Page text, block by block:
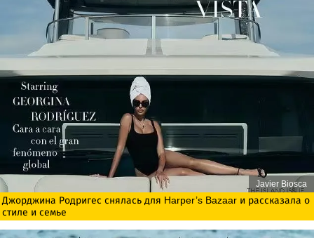
Javier Biosca
Джорджина Родригес снялась для Harper’s Bazaar и рассказала о
стиле и семье